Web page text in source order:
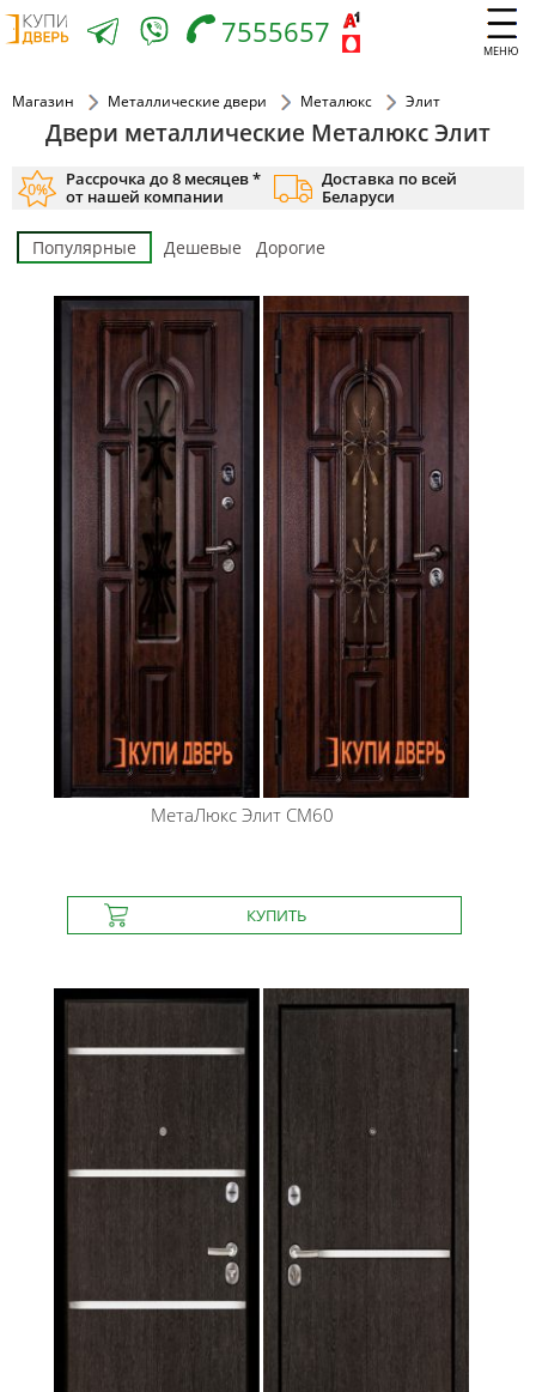
МЕНЮ
7555657
Магазин Металлические двери Металюкс Элит
Двери металлические Металюкс Элит
Рассрочка до 8 месяцев *
от нашей компании
Доставка по всей
Беларуси
Популярные Дешевые Дорогие
МетаЛюкс Элит СМ60